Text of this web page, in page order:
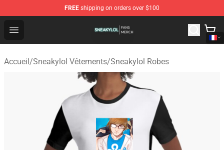
FREE shipping on orders over $100
Open menu
Sneakylol Shop - Official Sneakylol Merchandise Store
Accueil/Sneakylol Vêtements/Sneakylol Robes